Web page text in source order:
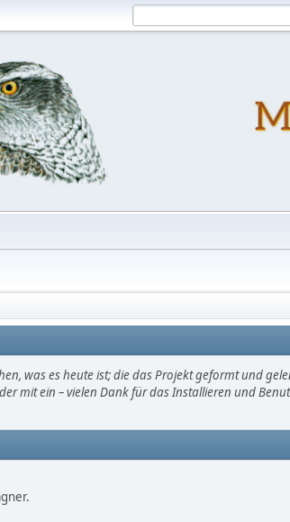
was es heute ist; die das Projekt geformt und
mit ein – vielen Dank für das Installieren und